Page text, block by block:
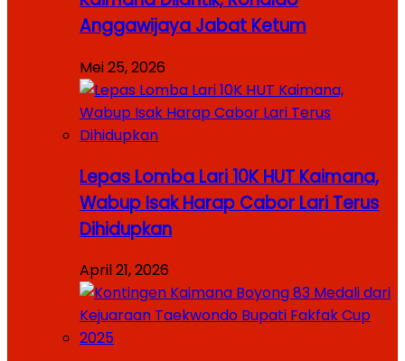
Anggawijaya Jabat Ketum
Mei 25, 2026
Lepas Lomba Lari 10K HUT Kaimana,
Wabup Isak Harap Cabor Lari Terus
Dihidupkan
April 21, 2026